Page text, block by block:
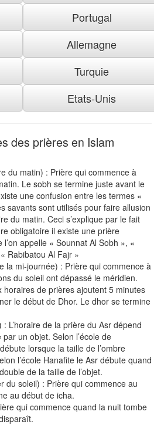
Portugal
Allemagne
Turquie
Etats-Unis
des prières en Islam
du matin) : Prière qui commence à
Le sobh se termine juste avant le
une confusion entre les termes «
savants sont utilisés pour faire allusion
du matin. Ceci s’explique par le fait
obligatoire il existe une prière
appelle « Sounnat Al Sobh », «
Rabibatou Al Fajr »
la mi-journée) : Prière qui commence à
du soleil ont dépassé le méridien.
horaires de prières ajoutent 5 minutes
le début de Dhor. Le dhor se termine
L’horaire de la prière du Asr dépend
un objet. Selon l’école de
lorsque la taille de l’ombre
l’école Hanafite le Asr débute quand
de la taille de l’objet.
du soleil) : Prière qui commence au
au début de icha.
qui commence quand la nuit tombe